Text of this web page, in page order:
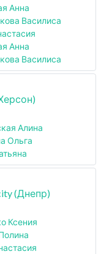
Анна
Василиса
Анна
Василиса
Алина
Ольга
(Днепр)
Ксения